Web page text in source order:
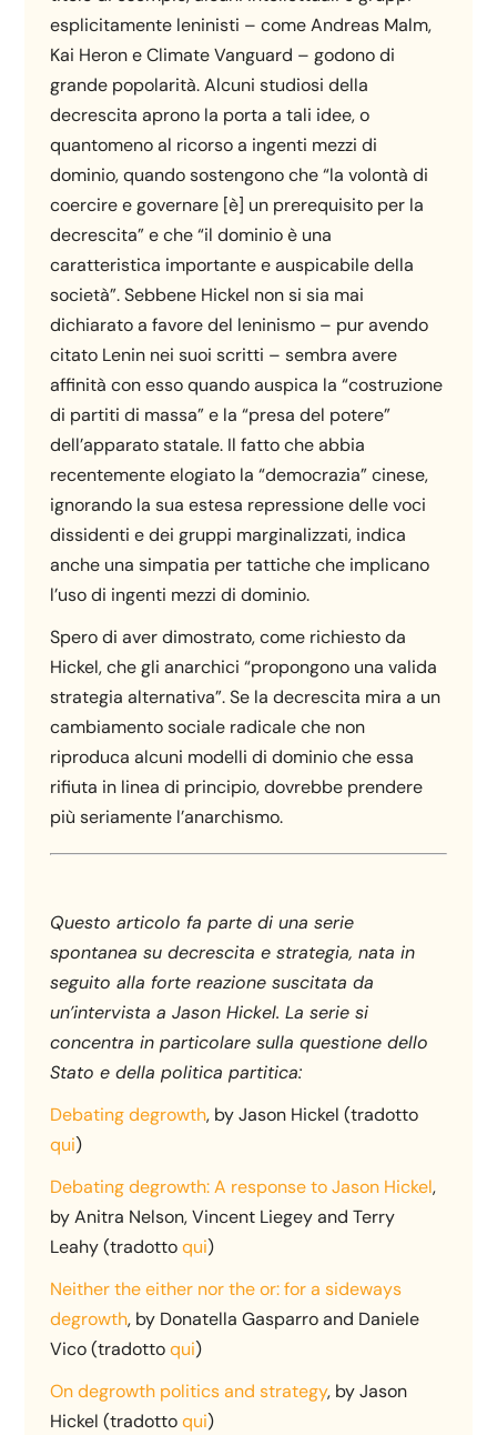
esplicitamente leninisti – come Andreas Malm,
Kai Heron e Climate Vanguard – godono di
grande popolarità. Alcuni studiosi della
decrescita aprono la porta a tali idee, o
quantomeno al ricorso a ingenti mezzi di
dominio, quando sostengono che “la volontà di
coercire e governare [è] un prerequisito per la
decrescita” e che “il dominio è una
caratteristica importante e auspicabile della
società”. Sebbene Hickel non si sia mai
dichiarato a favore del leninismo – pur avendo
citato Lenin nei suoi scritti – sembra avere
affinità con esso quando auspica la “costruzione
di partiti di massa” e la “presa del potere”
dell’apparato statale. Il fatto che abbia
recentemente elogiato la “democrazia” cinese,
ignorando la sua estesa repressione delle voci
dissidenti e dei gruppi marginalizzati, indica
anche una simpatia per tattiche che implicano
l’uso di ingenti mezzi di dominio.
Spero di aver dimostrato, come richiesto da
Hickel, che gli anarchici “propongono una valida
strategia alternativa”. Se la decrescita mira a un
cambiamento sociale radicale che non
riproduca alcuni modelli di dominio che essa
rifiuta in linea di principio, dovrebbe prendere
più seriamente l’anarchismo.
Questo articolo fa parte di una serie
spontanea su decrescita e strategia, nata in
seguito alla forte reazione suscitata da
un’intervista a Jason Hickel. La serie si
concentra in particolare sulla questione dello
Stato e della politica partitica:
Debating degrowth, by Jason Hickel (tradotto
qui)
Debating degrowth: A response to Jason Hickel,
by Anitra Nelson, Vincent Liegey and Terry
Leahy (tradottoqui)
Neither the either nor the or: for a sideways
degrowth, by Donatella Gasparro and Daniele
Vico (tradottoqui)
On degrowth politics and strategy, by Jason
Hickel (tradottoqui)